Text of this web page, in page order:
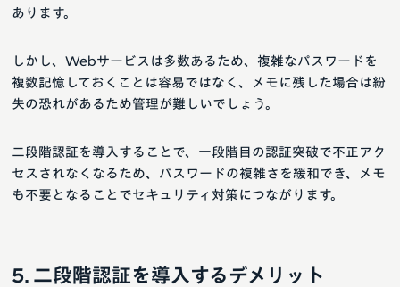
あります。
しかし、Webサービスは多数あるため、複雑なパスワードを
複数記憶しておくことは容易ではなく、メモに残した場合は紛
失の恐れがあるため管理が難しいでしょう。
二段階認証を導入することで、一段階目の認証突破で不正アク
セスされなくなるため、パスワードの複雑さを緩和でき、メモ
も不要となることでセキュリティ対策につながります。
二段階認証を導入するデメリット